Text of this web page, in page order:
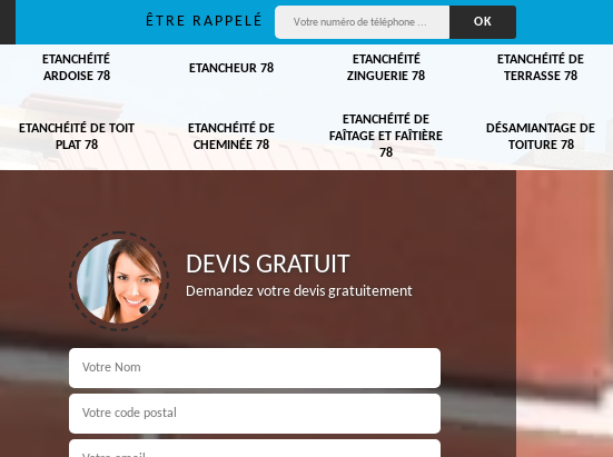
ÊTRE RAPPELÉ
ETANCHÉITÉ
ARDOISE 78
ETANCHEUR 78
ETANCHÉITÉ
ZINGUERIE 78
ETANCHÉITÉ DE
TERRASSE 78
ETANCHÉITÉ DE TOIT
PLAT 78
ETANCHÉITÉ DE
CHEMINÉE 78
ETANCHÉITÉ DE
FAÎTAGE ET FAÎTIÈRE
78
DÉSAMIANTAGE DE
TOITURE 78
DEVIS GRATUIT
Demandez votre devis gratuitement